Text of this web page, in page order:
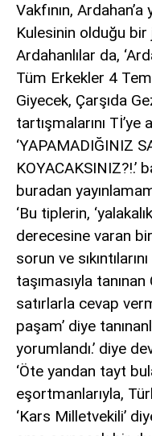
Vakfının,
Kulesinin olduğu bir
Ardahanlılar da,
Tüm Erkekler 4
Giyecek, Çarşıda
tartışmalarını Tİ’ye
‘YAPAMADIĞINIZ
KOYACAKSINIZ?!.’
buradan
‘Bu tiplerin,
derecesine varan
sorun ve
taşımasıyla
satırlarla cevap
paşam’ diye
yorumlandı.’ diye
‘Öte yandan tayt
eşortmanlarıyla,
‘Kars Milletvekili’